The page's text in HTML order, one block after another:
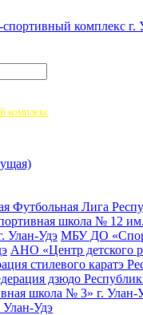
спортивный комплекс г.
комплекс
Футбольная Лига
школа № 12 им.
Улан-Удэ МБУ ДО
АНО «Центр детского
стилевого каратэ
дзюдо
школа № 3» г. Улан-
Удэ